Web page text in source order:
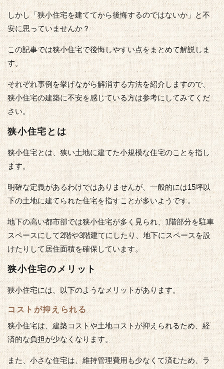
しかし「狭小住宅を建ててから後悔するのではないか」と不
安に思っていませんか？
この記事では狭小住宅で後悔しやすい点をまとめて解説しま
す。
それぞれ事例を挙げながら解消する方法を紹介しますので、
狭小住宅の建築に不安を感じている方は参考にしてみてくだ
さい。
狭小住宅とは
狭小住宅とは、狭い土地に建てた小規模な住宅のことを指し
ます。
明確な定義があるわけではありませんが、一般的には15坪以
下の土地に建てられた住宅を指すことが多いようです。
地下の高い都市部では狭小住宅が多く見られ、1階部分を駐車
スペースにして2階や3階建てにしたり、地下にスペースを設
けたりして居住面積を確保しています。
狭小住宅のメリット
狭小住宅には、以下のようなメリットがあります。
コストが抑えられる
狭小住宅は、建築コストや土地コストが抑えられるため、経
済的な負担が少なくなります。
また、小さな住宅は、維持管理費用も少なくて済むため、ラ